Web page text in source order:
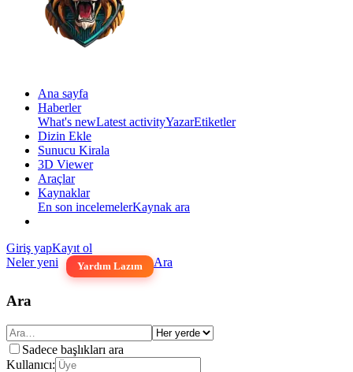
Ana sayfa
Haberler
What's newLatest activityYazarEtiketler
Dizin Ekle
Sunucu Kirala
3D Viewer
Araçlar
Kaynaklar
En son incelemelerKaynak ara
Giriş yapKayıt ol
Neler yeni
Yardım Lazım Ara
Ara
Sadece başlıkları ara
Kullanıcı: